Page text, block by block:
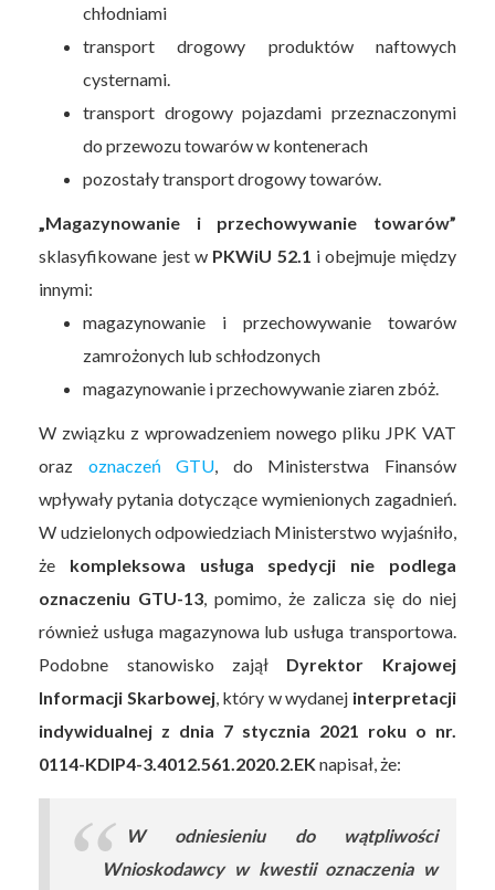
chłodniami
transport drogowy produktów naftowych
cysternami.
transport drogowy pojazdami przeznaczonymi
do przewozu towarów w kontenerach
pozostały transport drogowy towarów.
„Magazynowanie i przechowywanie towarów”
sklasyfikowane jest w PKWiU 52.1 i obejmuje między
innymi:
magazynowanie i przechowywanie towarów
zamrożonych lub schłodzonych
magazynowanie i przechowywanie ziaren zbóż.
W związku z wprowadzeniem nowego pliku JPK VAT
oraz oznaczeń GTU , do Ministerstwa Finansów
wpływały pytania dotyczące wymienionych zagadnień.
W udzielonych odpowiedziach Ministerstwo wyjaśniło,
że kompleksowa usługa spedycji nie podlega
oznaczeniu GTU-13 , pomimo, że zalicza się do niej
również usługa magazynowa lub usługa transportowa.
Podobne stanowisko zajął Dyrektor Krajowej
Informacji Skarbowej, który w wydanej interpretacji
indywidualnej z dnia 7 stycznia 2021 roku o nr.
0114-KDIP4-3.4012.561.2020.2.EK napisał, że:
W odniesieniu do wątpliwości
Wnioskodawcy w kwestii oznaczenia w